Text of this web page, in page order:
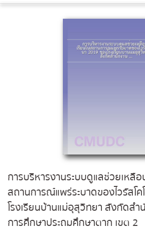
การบริหารงานระบบดูแลช่วยเหลือ
สถานการณ์แพร่ระบาดของไวรัสโ
โรงเรียนบ้านแม่อุสุวิทยา สังกัดส
การศึกษาประถมศึกษาตาก เขต 2